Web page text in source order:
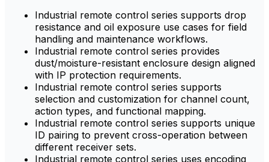
Industrial remote control series supports drop
resistance and oil exposure use cases for field
handling and maintenance workflows.
Industrial remote control series provides
dust/moisture-resistant enclosure design aligned
with IP protection requirements.
Industrial remote control series supports
selection and customization for channel count,
action types, and functional mapping.
Industrial remote control series supports unique
ID pairing to prevent cross-operation between
different receiver sets.
Industrial remote control series uses encoding